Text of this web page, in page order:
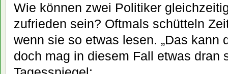
Wie können zwei Politiker
zufrieden sein? Oftmals schütteln
wenn sie so etwas lesen. „Das kann
doch mag in diesem Fall etwas dran